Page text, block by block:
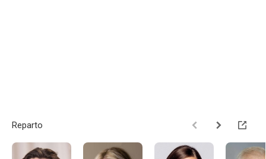
Reparto